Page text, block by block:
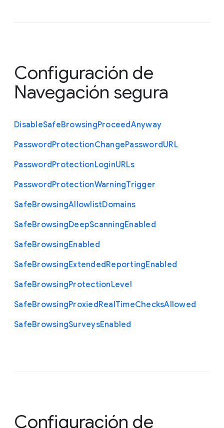
Configuración de
Navegación segura
DisableSafeBrowsingProceedAnyway
PasswordProtectionChangePasswordURL
PasswordProtectionLoginURLs
PasswordProtectionWarningTrigger
SafeBrowsingAllowlistDomains
SafeBrowsingDeepScanningEnabled
SafeBrowsingEnabled
SafeBrowsingExtendedReportingEnabled
SafeBrowsingProtectionLevel
SafeBrowsingProxiedRealTimeChecksAllowed
SafeBrowsingSurveysEnabled
Configuración de